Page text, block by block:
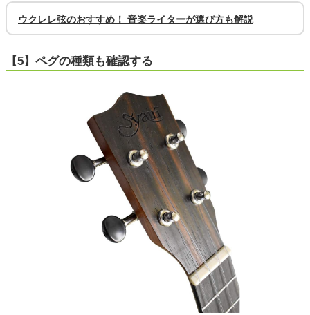
ウクレレ弦のおすすめ！ 音楽ライターが選び方も解説
【5】ペグの種類も確認する